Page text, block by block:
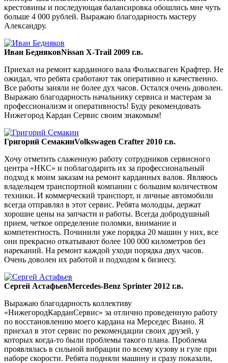
крестовины и последующая балансировка обошлись мне чуть
больше 4 000 рублей. Выражаю благодарность мастеру
Александру.
Иван БедняковNissan X-Trail 2009 г.в.
Приехал на ремонт карданного вала Фольксваген Крафтер. Не
ожидал, что ребята сработают так оперативно и качественно.
Все работы заняли не более дух часов. Остался очень доволен.
Выражаю благодарность начальнику сервиса и мастерам за
профессионализм и оперативность! Буду рекомендовать
Нижегород Кардан Сервис своим знакомым!
Григорий СемакинVolkswagen Crafter 2010 г.в.
Хочу отметить слаженную работу сотрудников сервисного
центра «НКС» и поблагодарить их за профессиональный
подход к моим заказам на ремонт карданных валов. Являюсь
владельцем транспортной компании с большим количеством
техники. И коммерческий транспорт, и личные автомобили
всегда отправлял в этот сервис. Ребята молодцы, держат
хорошие цены на запчасти и работы. Всегда добродушный
прием, четкое определение поломки, внимание и
компетентность. Починили уже порядка 20 машин у них, все
они прекрасно откатывают более 100 000 километров без
нареканий. На ремонт каждой уходи порядка двух часов.
Очень доволен их работой и подходом к бизнесу.
Сергей АстафьевMercedes-Benz Sprinter 2012 г.в.
Выражаю благодарность коллективу
«НижегородКарданСервис» за отлично проведенную работу
по восстановлению моего кардана на Мерседес Виано. Я
приехал в этот сервис по рекомендации своих друзей, у
которых когда-то были проблемы такого плана. Проблема
проявлялась в сильной вибрации по всему кузову и гуле при
наборе скорости. Ребята подняли машину и сразу показали,